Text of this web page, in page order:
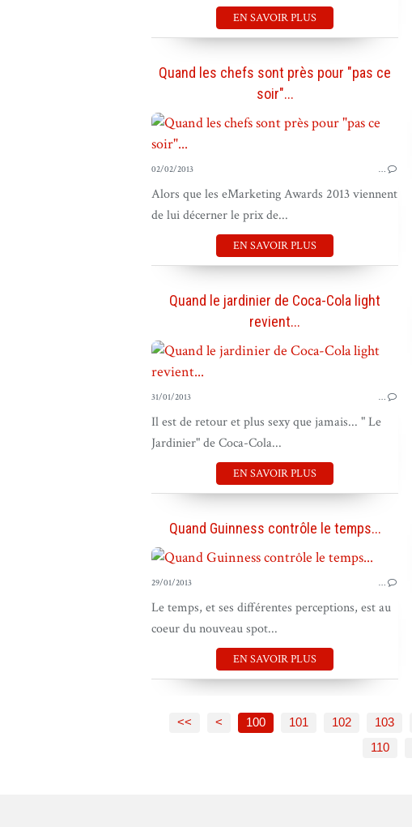
EN SAVOIR PLUS
Quand les chefs sont près pour "pas ce
soir"...
02/02/2013 …
Alors que les eMarketing Awards 2013 viennent
de lui décerner le prix de...
EN SAVOIR PLUS
Quand le jardinier de Coca-Cola light
revient...
31/01/2013 …
Il est de retour et plus sexy que jamais... " Le
Jardinier" de Coca-Cola...
EN SAVOIR PLUS
Quand Guinness contrôle le temps...
29/01/2013 …
Le temps, et ses différentes perceptions, est au
coeur du nouveau spot...
EN SAVOIR PLUS
<< < 100 101 102 103
110